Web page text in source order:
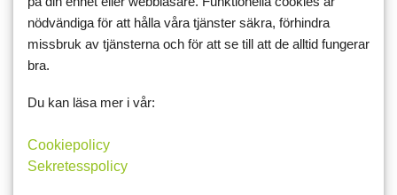
sidan var jag ute och åt tre kvällar förra veckan varav två när det
var fest på jobbet. Likaså Gröna stugan i söndags. Suck, men det
är bara att kämpa vidare. Provade en kjol...
nödvändiga för att hålla våra tjänster säkra, förhindra
missbruk av tjänsterna och för att se till att de alltid fungerar
bra.
Du kan läsa mer i vår:
Cookiepolicy
Sekretesspolicy